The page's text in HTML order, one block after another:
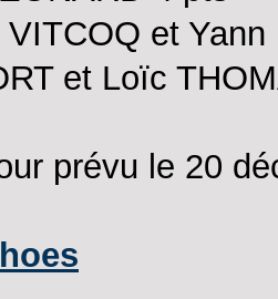
et
et Loïc
prévu le 20